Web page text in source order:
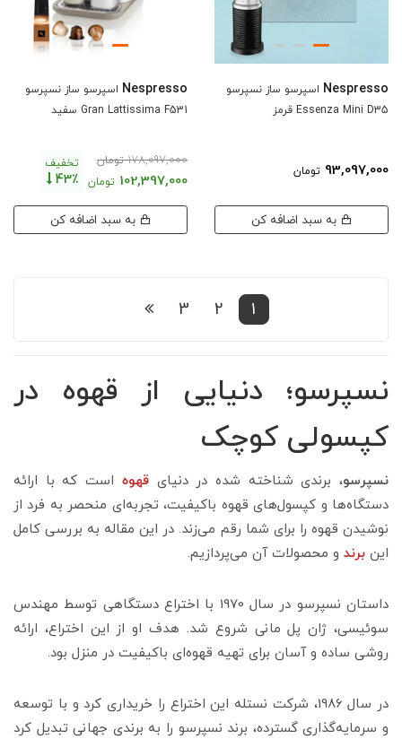
Nespresso اسپرسو ساز نسپرسو
Essenza Mini D35 قرمز
93,097,000 تومان
Nespresso اسپرسو ساز نسپرسو
Gran Lattissima F531 سفید
178,097,000 تومان
102,397,000 تومان
تخفیف
43٪
1
2
3
نسپرسو؛ دنیایی از قهوه در
کپسولی کوچک
نسپرسو، برندی شناخته شده در دنیایقهوه است که با ارائه
دستگاه‌ها و کپسول‌های قهوه باکیفیت، تجربه‌ای منحصر به فرد از
نوشیدن قهوه را برای شما رقم می‌زند. در این مقاله به بررسی کامل
این برند و محصولات آن می‌پردازیم.
داستان نسپرسو در سال 1970 با اختراع دستگاهی توسط مهندس
سوئیسی، ژان پل مانی شروع شد. هدف او از این اختراع، ارائه
روشی ساده و آسان برای تهیه قهوه‌ای باکیفیت در منزل بود.
در سال 1986، شرکت نستله این اختراع را خریداری کرد و با توسعه
و سرمایه‌گذاری گسترده، برند نسپرسو را به برندی جهانی تبدیل کرد